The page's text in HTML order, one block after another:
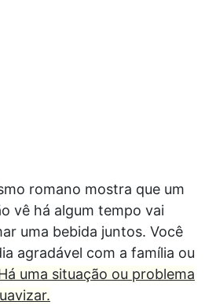
romano mostra que um
vê há algum tempo vai
uma bebida juntos. Você
agradável com a família ou
uma situação ou problema